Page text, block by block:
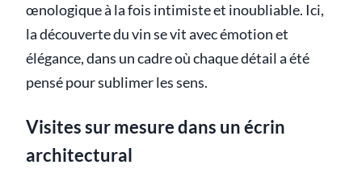
œnologique à la fois intimiste et inoubliable. Ici,
la découverte du vin se vit avec émotion et
élégance, dans un cadre où chaque détail a été
pensé pour sublimer les sens.
Visites sur mesure dans un écrin
architectural